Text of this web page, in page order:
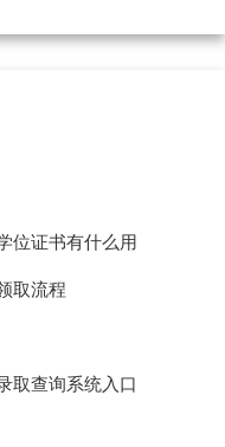
位证书有什么用
取流程
取查询系统入口